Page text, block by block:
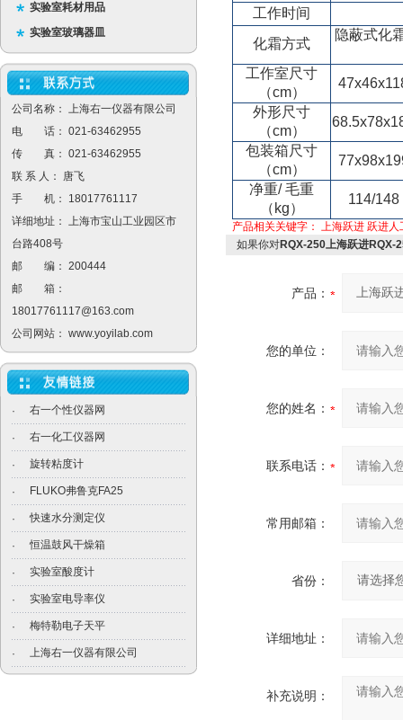
实验室耗材用品
实验室玻璃器皿
公司名称： 上海右一仪器有限公司
电 话： 021-63462955
传 真： 021-63462955
联 系 人： 唐飞
手 机： 18017761117
详细地址： 上海市宝山工业园区市
台路408号
邮 编： 200444
邮 箱：
18017761117@163.com
公司网站： www.yoyilab.com
· 右一个性仪器网
· 右一化工仪器网
· 旋转粘度计
· FLUKO弗鲁克FA25
· 快速水分测定仪
· 恒温鼓风干燥箱
· 实验室酸度计
· 实验室电导率仪
· 梅特勒电子天平
· 上海右一仪器有限公司
工作时间
化霜方式
隐蔽式化
工作室尺寸
（cm）
外形尺寸
（cm）
包装箱尺寸
（cm）
净重/ 毛重
（kg）
114/148
产品相关关键字： 上海跃进 跃进人
如果你对RQX-250上海跃进RQX-
产品：
您的单位：
您的姓名：
联系电话：
常用邮箱：
省份：
详细地址：
补充说明：